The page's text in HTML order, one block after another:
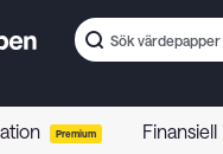
Premium